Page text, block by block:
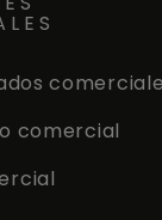
comercial